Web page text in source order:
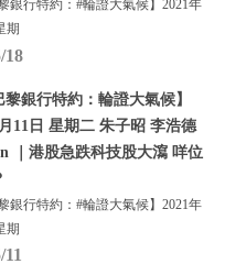
銀行特約：#輪證大氣候】2021年
期
18
黎銀行特約：輪證大氣候】
11日 星期二 朱子昭 李浩德
｜港股急跌科技股大瀉 咩位
銀行特約：#輪證大氣候】2021年
期
11